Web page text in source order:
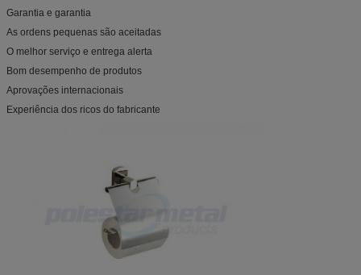
Garantia e garantia
As ordens pequenas são aceitadas
O melhor serviço e entrega alerta
Bom desempenho de produtos
Aprovações internacionais
Experiência dos ricos do fabricante